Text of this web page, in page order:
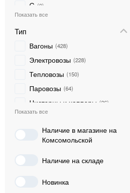
DIORAMATECH 3
G 0
Тип
Вагоны 428
Электровозы 228
Тепловозы 150
Паровозы 64
Цистерны и хопперы 26
Модели РЖД/СЖД
Локомотивы 2
Доп. принадлежности
Цифровые компоненты
Элементы ландшафта
Наличие в магазине на
Комсомольской
Наличие на складе
Новинка